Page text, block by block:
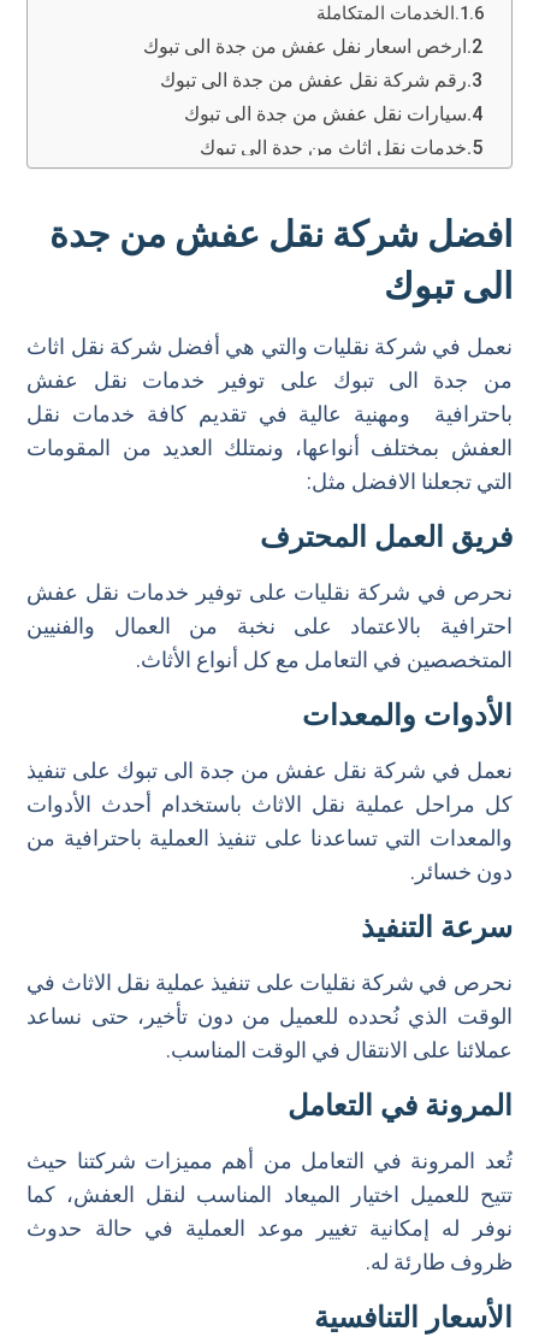
الخدمات المتكاملة
ارخص اسعار نفل عفش من جدة الى تبوك
رقم شركة نقل عفش من جدة الى تبوك
سيارات نقل عفش من جدة الى تبوك
خدمات نقل اثاث من جدة الى تبوك
خدمة التغليف والتعبئة
خدمة تنزيل العفش
خدمة النقل والتوصيل
خدمة التخزين
خدمة التنظيف
افضل شركة نقل عفش من جدة
الى تبوك
نعمل في شركة نقليات والتي هي أفضل شركة نقل اثاث
من جدة الى تبوك على توفير خدمات نقل عفش
باحترافية ومهنية عالية في تقديم كافة خدمات نقل
العفش بمختلف أنواعها، ونمتلك العديد من المقومات
التي تجعلنا الافضل مثل:
فريق العمل المحترف
نحرص في شركة نقليات على توفير خدمات نقل عفش
احترافية بالاعتماد على نخبة من العمال والفنيين
المتخصصين في التعامل مع كل أنواع الأثاث.
الأدوات والمعدات
نعمل في شركة نقل عفش من جدة الى تبوك على تنفيذ
كل مراحل عملية نقل الاثاث باستخدام أحدث الأدوات
والمعدات التي تساعدنا على تنفيذ العملية باحترافية من
دون خسائر.
سرعة التنفيذ
نحرص في شركة نقليات على تنفيذ عملية نقل الاثاث في
الوقت الذي نُحدده للعميل من دون تأخير، حتى نساعد
عملائنا على الانتقال في الوقت المناسب.
المرونة في التعامل
تُعد المرونة في التعامل من أهم مميزات شركتنا حيث
تتيح للعميل اختيار الميعاد المناسب لنقل العفش، كما
نوفر له إمكانية تغيير موعد العملية في حالة حدوث
ظروف طارئة له.
الأسعار التنافسية